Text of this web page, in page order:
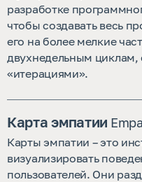
разработке
чтобы создавать весь
его на более мелкие
двухнедельным циклам,
«итерациями».
Карта эмпатии
Карты эмпатии – это
визуализировать
пользователей. Они